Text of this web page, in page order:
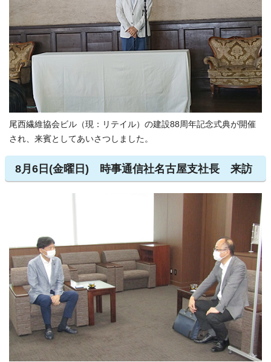
尾西繊維協会ビル（現：リテイル）の建設88周年記念式典が開催
され、来賓としてあいさつしました。
8月6日(金曜日) 時事通信社名古屋支社長 来訪